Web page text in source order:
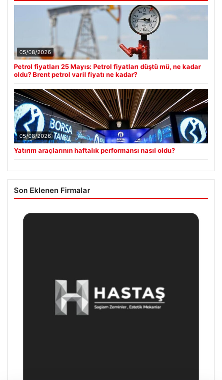
05/08/2026
Petrol fiyatları 25 Mayıs: Petrol fiyatları düştü mü, ne kadar
oldu? Brent petrol varil fiyatı ne kadar?
05/08/2026
Yatırım araçlarının haftalık performansı nasıl oldu?
Son Eklenen Firmalar